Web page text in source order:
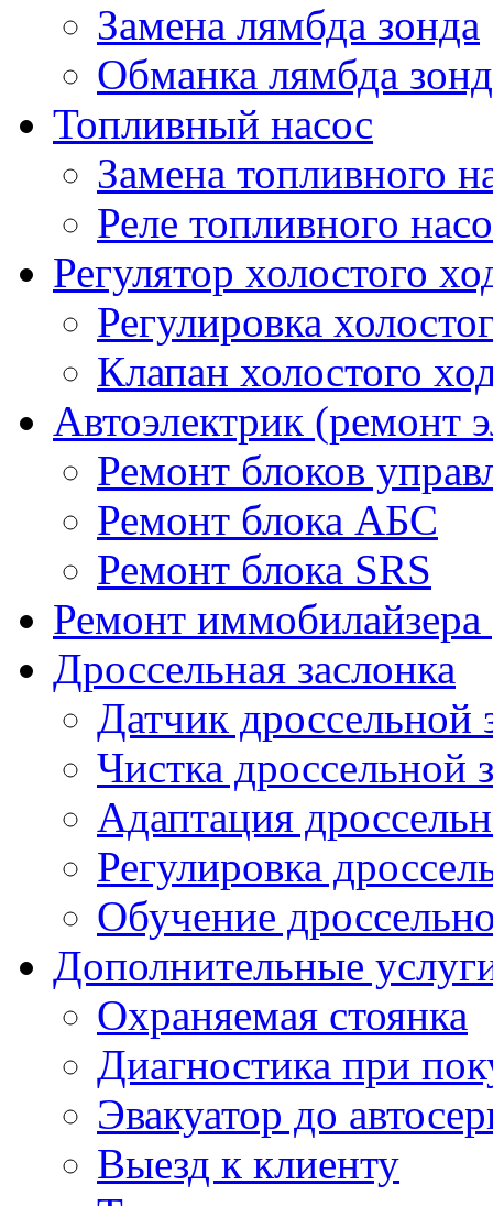
Замена лямбда зонда
Обманка лямбда
Топливный насос
Замена топливного
Реле топливного
Регулятор холостого
Регулировка
Клапан холостого
Автоэлектрик (ремонт
Ремонт блоков
Ремонт блока АБС
Ремонт блока SRS
Ремонт
Дроссельная заслонка
Датчик дроссельной
Чистка дроссельной
Адаптация
Регулировка
Обучение
Дополнительные
Охраняемая стоянка
Диагностика при
Эвакуатор до
Выезд к клиенту